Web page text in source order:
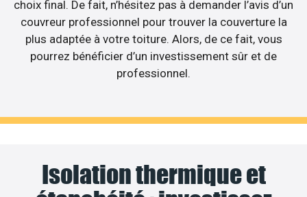
choix final. De fait, n’hésitez pas à demander l’avis d’un
couvreur professionnel pour trouver la couverture la
plus adaptée à votre toiture. Alors, de ce fait, vous
pourrez bénéficier d’un investissement sûr et de
professionnel.
Isolation thermique et